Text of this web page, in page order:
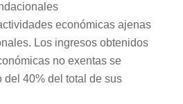
económicas ajenas
Los ingresos obtenidos
no exentas se
del 40% del total de sus